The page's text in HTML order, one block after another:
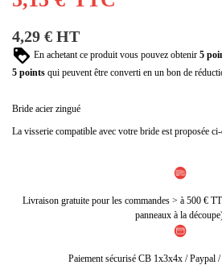
4,29 € HT
En achetant ce produit vous pouvez obtenir 5
5 points qui peuvent être converti en un bon de
Bride acier zingué
La visserie compatible avec votre bride est proposée
Livraison gratuite pour les commandes > à 500 €
panneaux à la
Paiement sécurisé CB 1x3x4x / Paypal